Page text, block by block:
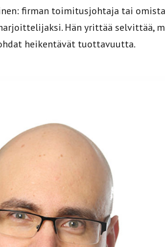
firman toimitusjohtaja tai
Hän yrittää selvittää,
heikentävät tuottavuutta.